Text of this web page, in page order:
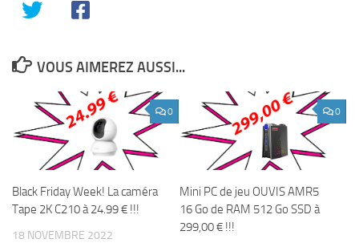
VOUS AIMEREZ AUSSI...
0
Black Friday Week! La caméra
Tape 2K C210 à 24.99 € !!!
18 NOVEMBRE 2022
0
Mini PC de jeu OUVIS AMR5
16 Go de RAM 512 Go SSD à
299,00 € !!!